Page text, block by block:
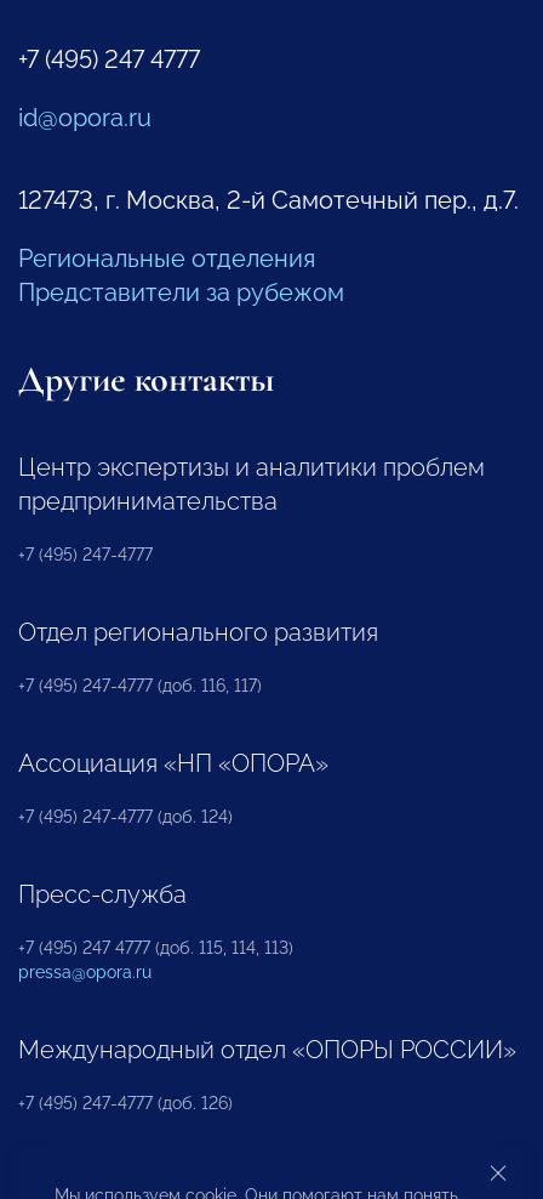
+7 (495) 247 4777
id@opora.ru
127473, г. Москва, 2-й Самотечный пер., д.7.
Региональные отделения
Представители за рубежом
Другие контакты
Центр экспертизы и аналитики проблем
предпринимательства
+7 (495) 247-4777
Отдел регионального развития
+7 (495) 247-4777 (доб. 116, 117)
Ассоциация «НП «ОПОРА»
+7 (495) 247-4777 (доб. 124)
Пресс-служба
+7 (495) 247 4777 (доб. 115, 114, 113)
pressa@opora.ru
Международный отдел «ОПОРЫ РОССИИ»
+7 (495) 247-4777 (доб. 126)
Бюро по защите прав предпринимателей и
Мы используем cookie. Они помогают нам понять,